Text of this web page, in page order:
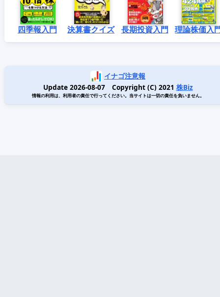
四季報入門 決算書クイズ 長期投資入門 理論株価入
イナゴ注意報
Update 2026-08-07 Copyright (C) 2021 株Biz
情報の利用は、利用者の責任で行ってください。当サイトは一切の責任を負いません。